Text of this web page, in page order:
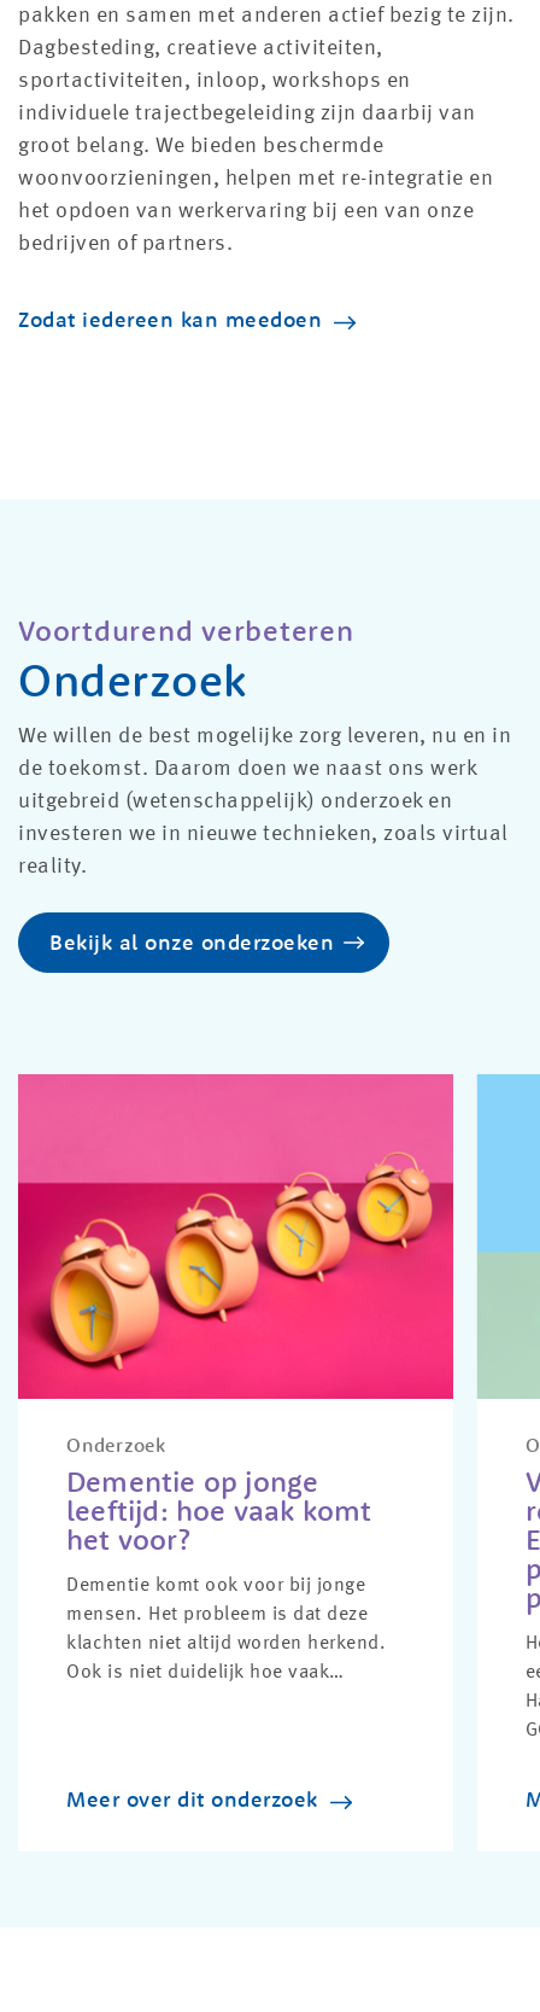
pakken en samen met anderen actief bezig te zijn.
Dagbesteding, creatieve activiteiten,
sportactiviteiten, inloop, workshops en
individuele trajectbegeleiding zijn daarbij van
groot belang. We bieden beschermde
woonvoorzieningen, helpen met re-integratie en
het opdoen van werkervaring bij een van onze
bedrijven of partners.
Zodat iedereen kan meedoen
Voortdurend verbeteren
Onderzoek
We willen de best mogelijke zorg leveren, nu en in
de toekomst. Daarom doen we naast ons werk
uitgebreid (wetenschappelijk) onderzoek en
investeren we in nieuwe technieken, zoals virtual
reality.
Bekijk al onze onderzoeken
Onderzoek
Dementie op jonge
leeftijd: hoe vaak komt
het voor?
Dementie komt ook voor bij jonge
mensen. Het probleem is dat deze
klachten niet altijd worden herkend.
Ook is niet duidelijk hoe vaak
Meer over dit onderzoek